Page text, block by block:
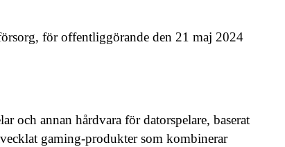
för offentliggörande den 21 maj 2024
och annan hårdvara för datorspelare, baserat
gaming-produkter som kombinerar